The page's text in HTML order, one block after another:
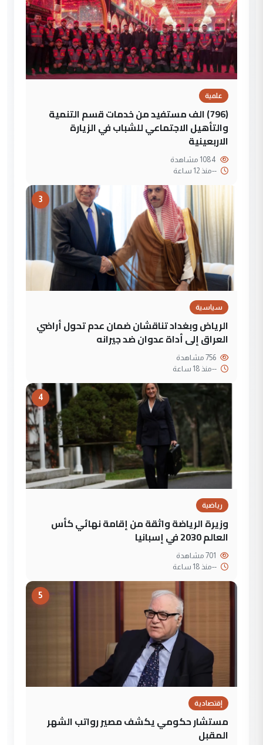
علمية
(796) الف مستفيد من خدمات قسم التنمية
والتأهيل الاجتماعي للشباب في الزيارة
الاربعينية
--منذ 12 ساعة
3
سياسية
الرياض وبغداد تناقشان ضمان عدم تحول أراضي
العراق إلى أداة عدوان ضد جيرانه
--منذ 18 ساعة
4
رياضية
وزيرة الرياضة واثقة من إقامة نهائي كأس
العالم 2030 في إسبانيا
--منذ 18 ساعة
5
إقتصادية
مستشار حكومي يكشف مصير رواتب الشهر
المقبل